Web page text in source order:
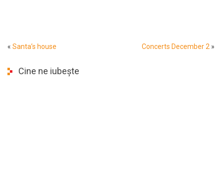
« Santa’s house Concerts December 2 »
Cine ne iubește